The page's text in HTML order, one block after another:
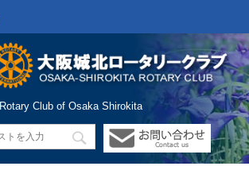
Rotary Club of Osaka Shirokita